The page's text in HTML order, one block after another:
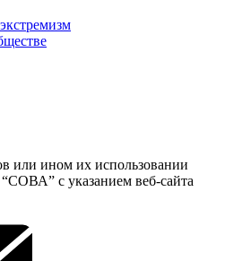
или ином их использовании
с указанием веб-сайта